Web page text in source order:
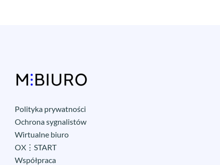
Polityka prywatności
Ochrona sygnalistów
Wirtualne biuro
OX⋮START
Współpraca